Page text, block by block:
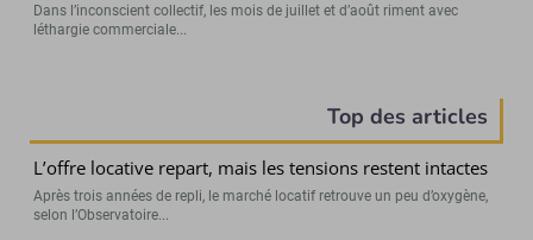
Dans l’inconscient collectif, les mois de juillet et d’août riment avec
léthargie commerciale...
Top des articles
L’offre locative repart, mais les tensions restent intactes
Après trois années de repli, le marché locatif retrouve un peu d’oxygène,
selon l’Observatoire...